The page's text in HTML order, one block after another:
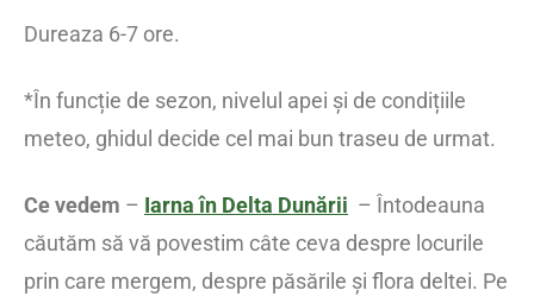
Dureaza 6-7 ore.
*În funcție de sezon, nivelul apei și de condițiile
meteo, ghidul decide cel mai bun traseu de urmat.
Ce vedem – Iarna în Delta Dunării – Întodeauna
căutăm să vă povestim câte ceva despre locurile
prin care mergem, despre păsările și flora deltei. Pe